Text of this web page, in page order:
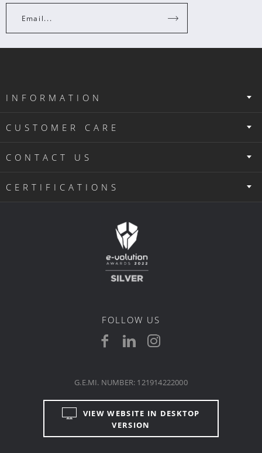
Email...
INFORMATION
CUSTOMER CARE
CONTACT US
CERTIFICATIONS
FOLLOW US
VIEW WEBSITE IN DESKTOP
VERSION
G.E.MI. NUMBER: 121914222000